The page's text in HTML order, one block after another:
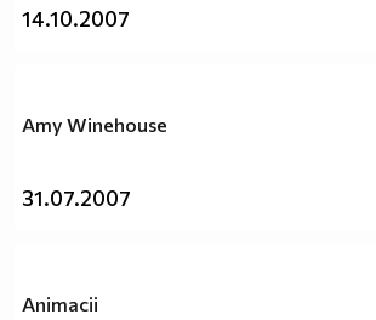
14.10.2007
Amy Winehouse
31.07.2007
Animacii